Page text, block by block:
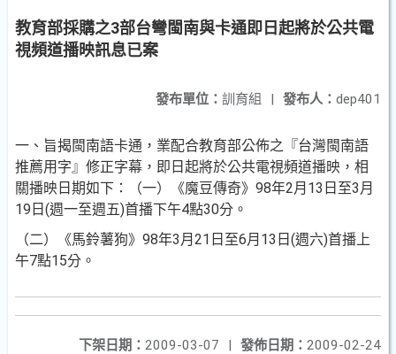
教育部採購之3部台彎閩南與卡通即日起將於公共電
視頻道播映訊息已案
發布人： dep401
發布單位： 訓育組 |
一、旨揭閩南語卡通，業配合教育部公佈之『台灣閩南語
推薦用字』修正字幕，即日起將於公共電視頻道播映，相
關播映日期如下：（一）《魔豆傳奇》98年2月13日至3月
19日(週一至週五)首播下午4點30分。
（二）《馬鈴薯狗》98年3月21日至6月13日(週六)首播上
午7點15分。
發佈日期： 2009-02-24
下架日期： 2009-03-07
|